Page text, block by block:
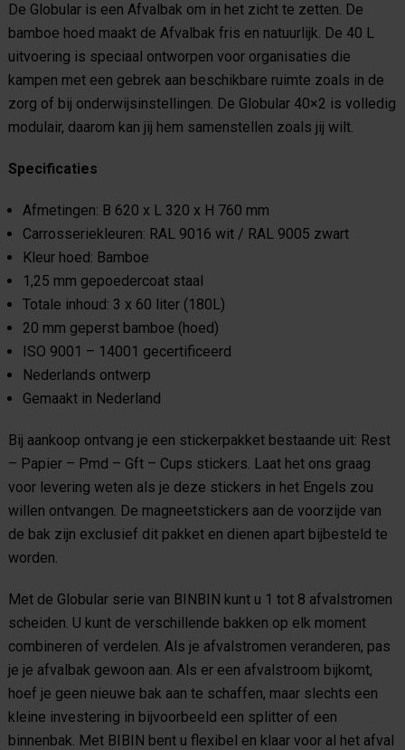
De Globular is een Afvalbak om in het zicht te zetten. De
bamboe hoed maakt de Afvalbak fris en natuurlijk. De 40 L
uitvoering is speciaal ontworpen voor organisaties die
kampen met een gebrek aan beschikbare ruimte zoals in de
zorg of bij onderwijsinstellingen. De Globular 40×2 is volledig
modulair, daarom kan jij hem samenstellen zoals jij wilt.
Specificaties
Afmetingen: B 620 x L 320 x H 760 mm
Carrosseriekleuren: RAL 9016 wit / RAL 9005 zwart
Kleur hoed: Bamboe
1,25 mm gepoedercoat staal
Totale inhoud: 3 x 60 liter (180L)
20 mm geperst bamboe (hoed)
ISO 9001 – 14001 gecertificeerd
Nederlands ontwerp
Gemaakt in Nederland
Bij aankoop ontvang je een stickerpakket bestaande uit: Rest
– Papier – Pmd – Gft – Cups stickers. Laat het ons graag
voor levering weten als je deze stickers in het Engels zou
willen ontvangen. De magneetstickers aan de voorzijde van
de bak zijn exclusief dit pakket en dienen apart bijbesteld te
worden.
Met de Globular serie van BINBIN kunt u 1 tot 8 afvalstromen
scheiden. U kunt de verschillende bakken op elk moment
combineren of verdelen. Als je afvalstromen veranderen, pas
je je afvalbak gewoon aan. Als er een afvalstroom bijkomt,
hoef je geen nieuwe bak aan te schaffen, maar slechts een
kleine investering in bijvoorbeeld een splitter of een
binnenbak. Met BIBIN bent u flexibel en klaar voor al het afval